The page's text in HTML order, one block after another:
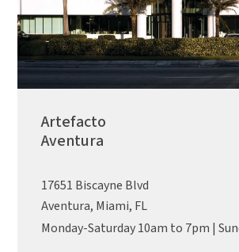
Artefacto
Aventura
17651 Biscayne Blvd
Aventura, Miami, FL
Monday-Saturday 10am to 7pm |